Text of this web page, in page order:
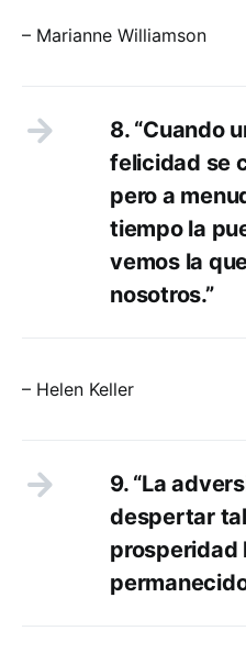
– Marianne Williamson
8. “Cuando
felicidad se
pero a
tiempo la
vemos la
nosotros.”
– Helen Keller
9. “La
despertar
prosperidad